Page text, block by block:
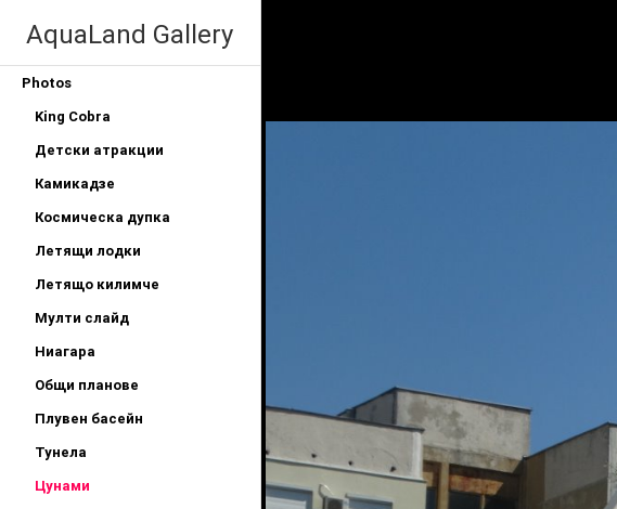
AquaLand Gallery
Photos
King Cobra
Детски атракции
Камикадзе
Космическа дупка
Летящи лодки
Летящо килимче
Мулти слайд
Ниагара
Общи планове
Плувен басейн
Тунела
Цунами